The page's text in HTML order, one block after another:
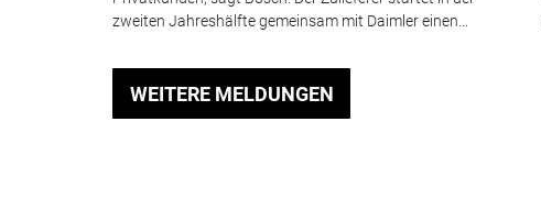
zweiten Jahreshälfte gemeinsam mit Daimler einen...
WEITERE MELDUNGEN